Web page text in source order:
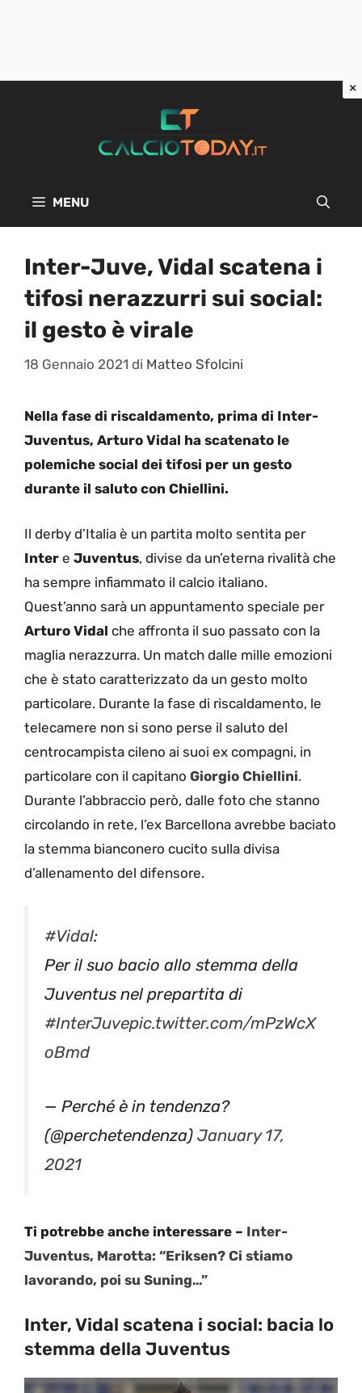
MENU
Inter-Juve, Vidal scatena i
tifosi nerazzurri sui social:
il gesto è virale
18 Gennaio 2021 di Matteo Sfolcini
Nella fase di riscaldamento, prima di Inter-
Juventus, Arturo Vidal ha scatenato le
polemiche social dei tifosi per un gesto
durante il saluto con Chiellini.
Il derby d’Italia è un partita molto sentita per
Inter e Juventus, divise da un’eterna rivalità che
ha sempre infiammato il calcio italiano.
Quest’anno sarà un appuntamento speciale per
Arturo Vidal che affronta il suo passato con la
maglia nerazzurra. Un match dalle mille emozioni
che è stato caratterizzato da un gesto molto
particolare. Durante la fase di riscaldamento, le
telecamere non si sono perse il saluto del
centrocampista cileno ai suoi ex compagni, in
particolare con il capitano Giorgio Chiellini.
Durante l’abbraccio però, dalle foto che stanno
circolando in rete, l’ex Barcellona avrebbe baciato
la stemma bianconero cucito sulla divisa
d’allenamento del difensore.
#Vidal:
Per il suo bacio allo stemma della
Juventus nel prepartita di
#InterJuvepic.twitter.com/mPzWcX
oBmd
— Perché è in tendenza?
(@perchetendenza) January 17,
2021
Ti potrebbe anche interessare – Inter-
Juventus, Marotta: “Eriksen? Ci stiamo
lavorando, poi su Suning…”
Inter, Vidal scatena i social: bacia lo
stemma della Juventus